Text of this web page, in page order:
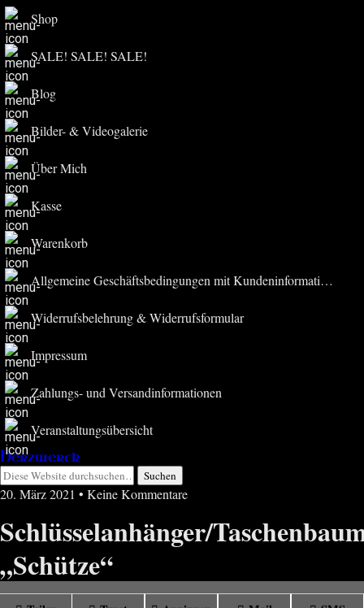
Shop
SALE! SALE! SALE!
Blog
Bilder- & Videogalerie
Über Mich
Kasse
Warenkorb
Allgemeine Geschäftsbedingungen mit Kundeninformationen
Widerrufsbelehrung & Widerrufsformular
Impressum
Zahlungs- und Versandinformationen
Veranstaltungsübersicht
Herzwerck
20. März 2021 • Keine Kommentare
Schlüsselanhänger/
„Schütze“